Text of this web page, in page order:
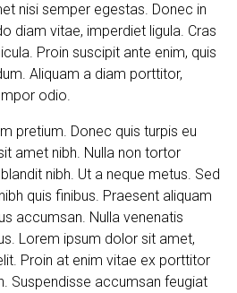
nisi semper egestas. Donec in
diam vitae, imperdiet ligula. Cras
Proin suscipit ante enim, quis
Aliquam a diam porttitor,
odio.
pretium. Donec quis turpis eu
amet nibh. Nulla non tortor
nibh. Ut a neque metus. Sed
quis finibus. Praesent aliquam
accumsan. Nulla venenatis
Lorem ipsum dolor sit amet,
Proin at enim vitae ex porttitor
Suspendisse accumsan feugiat